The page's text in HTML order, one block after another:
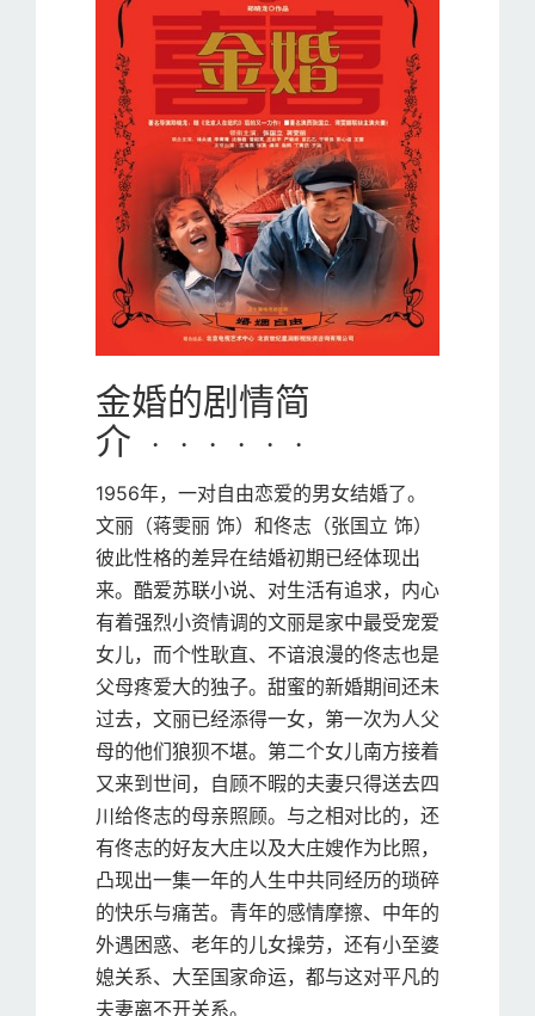
金婚的剧情简
介 · · · · · ·
1956年，一对自由恋爱的男女结婚了。
文丽（蒋雯丽 饰）和佟志（张国立 饰）
彼此性格的差异在结婚初期已经体现出
来。酷爱苏联小说、对生活有追求，内心
有着强烈小资情调的文丽是家中最受宠爱
女儿，而个性耿直、不谙浪漫的佟志也是
父母疼爱大的独子。甜蜜的新婚期间还未
过去，文丽已经添得一女，第一次为人父
母的他们狼狈不堪。第二个女儿南方接着
又来到世间，自顾不暇的夫妻只得送去四
川给佟志的母亲照顾。与之相对比的，还
有佟志的好友大庄以及大庄嫂作为比照，
凸现出一集一年的人生中共同经历的琐碎
的快乐与痛苦。青年的感情摩擦、中年的
外遇困惑、老年的儿女操劳，还有小至婆
媳关系、大至国家命运，都与这对平凡的
夫妻离不开关系。